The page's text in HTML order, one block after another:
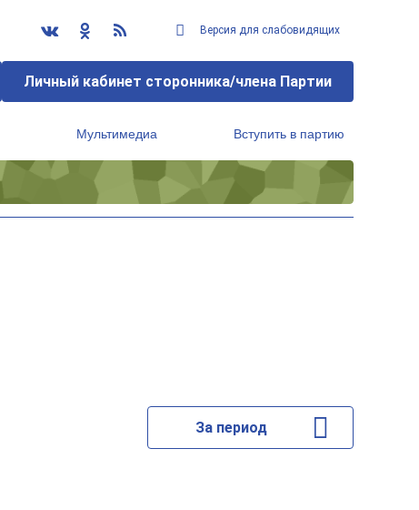
Версия для слабовидящих
Личный кабинет сторонника/члена Партии
Мультимедиа Вступить в партию
За период